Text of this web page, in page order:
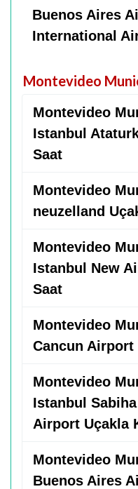
Buenos Aires
International
Montevideo
Montevideo
Istanbul
Saat
Montevideo
neuzelland
Montevideo
Istanbul New
Saat
Montevideo
Cancun Airport
Montevideo
Istanbul
Airport Uçakla
Montevideo
Buenos Aires